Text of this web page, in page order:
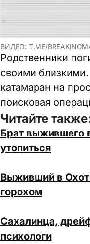
ВИДЕО: T.ME/
Родственники
своими
катамаран на
поисковая
Читайте также:
Брат выжившего
утопиться
Выживший в
горохом
Сахалинца,
психологи